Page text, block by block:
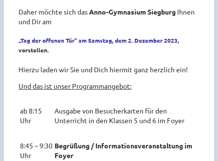
Daher möchte sich dasAnno-Gymnasium Siegburg Ihnen
und Dir am
„Tag der offenen Tür“ am Samstag, dem 2. Dezember 2023,
vorstellen.
Hierzu laden wir Sie und Dich hiermit ganz herzlich ein!
Und das ist unser Programmangebot:
ab 8:15
Uhr
Ausgabe von Besucherkarten für den
Unterricht in den Klassen 5 und 6 im Foyer
8:45 – 9:30
Uhr
Begrüßung / Informationsveranstaltung im
Foyer